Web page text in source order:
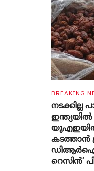
BREAKING
നടക്കില്ല
കടത്താൻ
ഡിആർഐ
റെസിൻ’